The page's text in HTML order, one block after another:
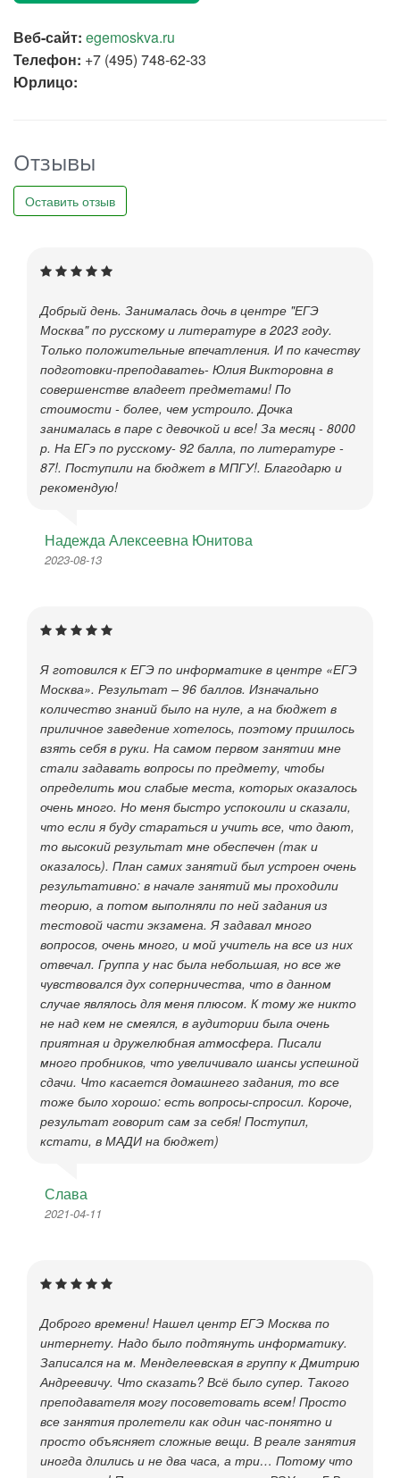
Веб-сайт: egemoskva.ru
Телефон: +7 (495) 748-62-33
Юрлицо:
Отзывы
Оставить отзыв
Добрый день. Занималась дочь в центре "ЕГЭ
Москва" по русскому и литературе в 2023 году.
Только положительные впечатления. И по качеству
подготовки-преподаватеь- Юлия Викторовна в
совершенстве владеет предметами! По
стоимости - более, чем устроило. Дочка
занималась в паре с девочкой и все! За месяц - 8000
р. На ЕГэ по русскому- 92 балла, по литературе -
87!. Поступили на бюджет в МПГУ!. Благодарю и
рекомендую!
Надежда Алексеевна Юнитова
2023-08-13
Я готовился к ЕГЭ по информатике в центре «ЕГЭ
Москва». Результат – 96 баллов. Изначально
количество знаний было на нуле, а на бюджет в
приличное заведение хотелось, поэтому пришлось
взять себя в руки. На самом первом занятии мне
стали задавать вопросы по предмету, чтобы
определить мои слабые места, которых оказалось
очень много. Но меня быстро успокоили и сказали,
что если я буду стараться и учить все, что дают,
то высокий результат мне обеспечен (так и
оказалось). План самих занятий был устроен очень
результативно: в начале занятий мы проходили
теорию, а потом выполняли по ней задания из
тестовой части экзамена. Я задавал много
вопросов, очень много, и мой учитель на все из них
отвечал. Группа у нас была небольшая, но все же
чувствовался дух соперничества, что в данном
случае являлось для меня плюсом. К тому же никто
не над кем не смеялся, в аудитории была очень
приятная и дружелюбная атмосфера. Писали
много пробников, что увеличивало шансы успешной
сдачи. Что касается домашнего задания, то все
тоже было хорошо: есть вопросы-спросил. Короче,
результат говорит сам за себя! Поступил,
кстати, в МАДИ на бюджет)
Слава
2021-04-11
Доброго времени! Нашел центр ЕГЭ Москва по
интернету. Надо было подтянуть информатику.
Записался на м. Менделеевская в группу к Дмитрию
Андреевичу. Что сказать? Всё было супер. Такого
преподавателя могу посоветовать всем! Просто
все занятия пролетели как один час-понятно и
просто объясняет сложные вещи. В реале занятия
иногда длились и не два часа, а три… Потому что